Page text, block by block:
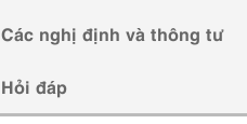
Các nghị định và thông tư
Hỏi đáp